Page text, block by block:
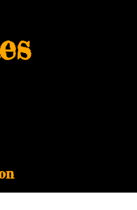
laissez